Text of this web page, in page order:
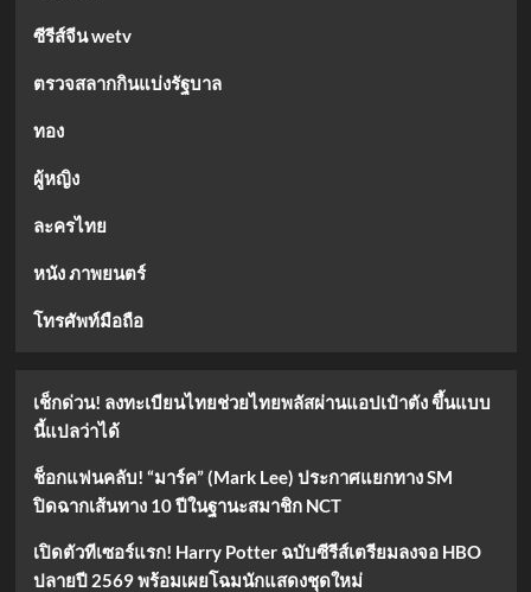
ซีรีส์จีน wetv
ตรวจสลากกินแบ่งรัฐบาล
ทอง
ผู้หญิง
ละครไทย
หนัง ภาพยนตร์
โทรศัพท์มือถือ
เช็กด่วน! ลงทะเบียนไทยช่วยไทยพลัสผ่านแอปเป๋าตัง ขึ้นแบบ
นี้แปลว่าได้
ช็อกแฟนคลับ! “มาร์ค” (Mark Lee) ประกาศแยกทาง SM
ปิดฉากเส้นทาง 10 ปีในฐานะสมาชิก NCT
เปิดตัวทีเซอร์แรก! Harry Potter ฉบับซีรีส์เตรียมลงจอ HBO
ปลายปี 2569 พร้อมเผยโฉมนักแสดงชุดใหม่